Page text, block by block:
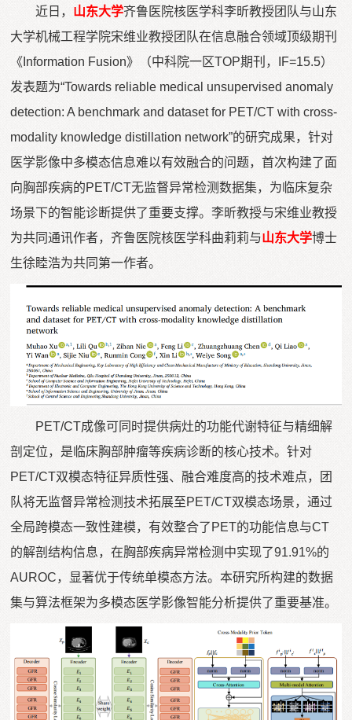
近日， 山东大学齐鲁医院核医学科李昕教授团队与山东
大学机械工程学院宋维业教授团队在信息融合领域顶级期刊
《Information Fusion》（中科院一区TOP期刊，IF=15.5）
发表题为“Towards reliable medical unsupervised anomaly
detection: A benchmark and dataset for PET/CT with cross-
modality knowledge distillation network”的研究成果，针对
医学影像中多模态信息难以有效融合的问题，首次构建了面
向胸部疾病的PET/CT无监督异常检测数据集，为临床复杂
场景下的智能诊断提供了重要支撑。李昕教授与宋维业教授
为共同通讯作者，齐鲁医院核医学科曲莉莉与山东大学博士
生徐睦浩为共同第一作者。
PET/CT成像可同时提供病灶的功能代谢特征与精细解
剖定位，是临床胸部肿瘤等疾病诊断的核心技术。针对
PET/CT双模态特征异质性强、融合难度高的技术难点，团
队将无监督异常检测技术拓展至PET/CT双模态场景，通过
全局跨模态一致性建模，有效整合了PET的功能信息与CT
的解剖结构信息，在胸部疾病异常检测中实现了91.91%的
AUROC，显著优于传统单模态方法。本研究所构建的数据
集与算法框架为多模态医学影像智能分析提供了重要基准。